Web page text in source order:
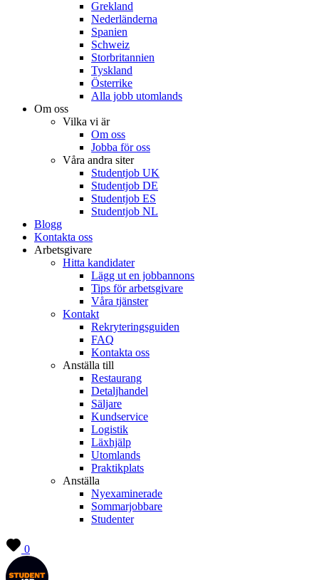
Grekland
Nederländerna
Spanien
Schweiz
Storbritannien
Tyskland
Österrike
Alla jobb utomlands
Om oss
Vilka vi är
Om oss
Jobba för oss
Våra andra siter
Studentjob UK
Studentjob DE
Studentjob ES
Studentjob NL
Blogg
Kontakta oss
Arbetsgivare
Hitta kandidater
Lägg ut en jobbannons
Tips för arbetsgivare
Våra tjänster
Kontakt
Rekryteringsguiden
FAQ
Kontakta oss
Anställa till
Restaurang
Detaljhandel
Säljare
Kundservice
Logistik
Läxhjälp
Utomlands
Praktikplats
Anställa
Nyexaminerade
Sommarjobbare
Studenter
0